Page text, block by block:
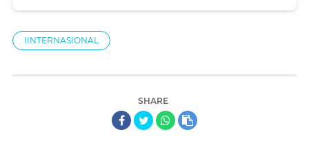
IINTERNASIONAL
SHARE